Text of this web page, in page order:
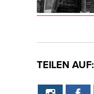
TEILEN AUF: